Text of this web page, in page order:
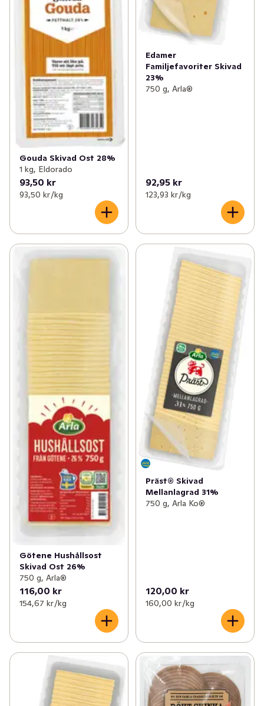
Gouda Skivad Ost 28%
1 kg, Eldorado
93,50 kr
93,50 kr /kg
Edamer
Familjefavoriter Skivad
23%
750 g, Arla®
92,95 kr
123,93 kr /kg
Götene Hushållsost
Skivad Ost 26%
750 g, Arla®
116,00 kr
154,67 kr /kg
Präst® Skivad
Mellanlagrad 31%
750 g, Arla Ko®
120,00 kr
160,00 kr /kg